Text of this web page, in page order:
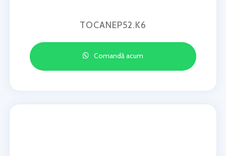
TOCANEP52.K6
Comandă acum